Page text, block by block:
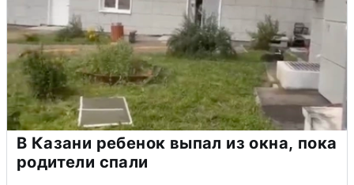
В Казани ребенок выпал из окна, пока
родители спали